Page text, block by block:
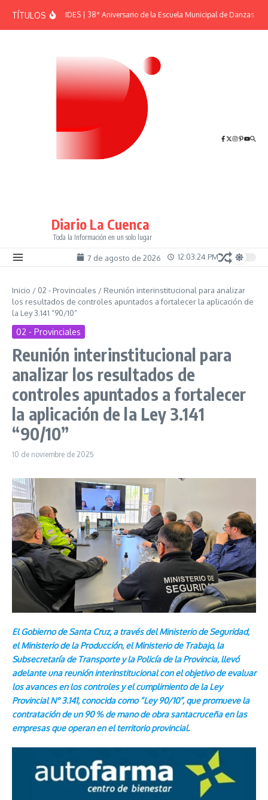
TÍTULOSEFEMÉRIDES | 38° Aniversario de la Escuela Municipal de Danzas “El
Diario La Cuenca
Toda la Información en un solo lugar
7 de agosto de 2026 12:03:24 PM
Inicio / 02 - Provinciales / Reunión interinstitucional para analizar
los resultados de controles apuntados a fortalecer la aplicación de
la Ley 3.141 “90/10”
02 - Provinciales
Reunión interinstitucional para
analizar los resultados de
controles apuntados a fortalecer
la aplicación de la Ley 3.141
“90/10”
10 de noviembre de 2025
El Gobierno de Santa Cruz, a través del Ministerio de Seguridad,
el Ministerio de la Producción, el Ministerio de Trabajo, la
Subsecretaría de Transporte y la Policía de la Provincia, llevó
adelante una reunión interinstitucional con el objetivo de evaluar
los avances en los controles y el cumplimiento de la Ley
Provincial N° 3.141, conocida como “Ley 90/10”, que promueve la
contratación de un 90 % de mano de obra santacruceña en las
empresas que operan en el territorio provincial.